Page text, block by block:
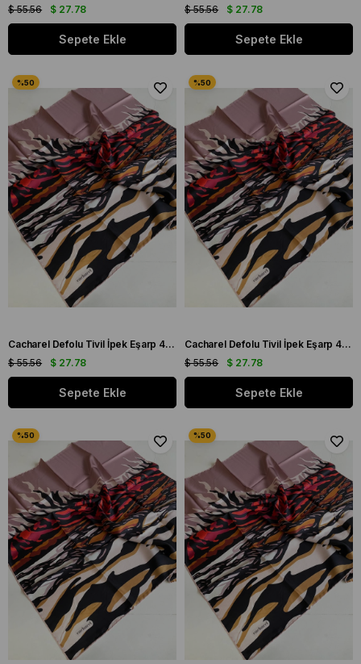
$ 27.78
$ 55.56
Sepete Ekle
$ 27.78
$ 55.56
Sepete Ekle
Cacharel Defolu Tivil İpek Eşarp 41815 Pudra - Hardal Karışık Desen
$ 27.78
$ 55.56
Sepete Ekle
Cacharel Defolu Tivil İpek Eşarp 41818 Pudra - Hardal Karışık Desen
$ 27.78
$ 55.56
Sepete Ekle